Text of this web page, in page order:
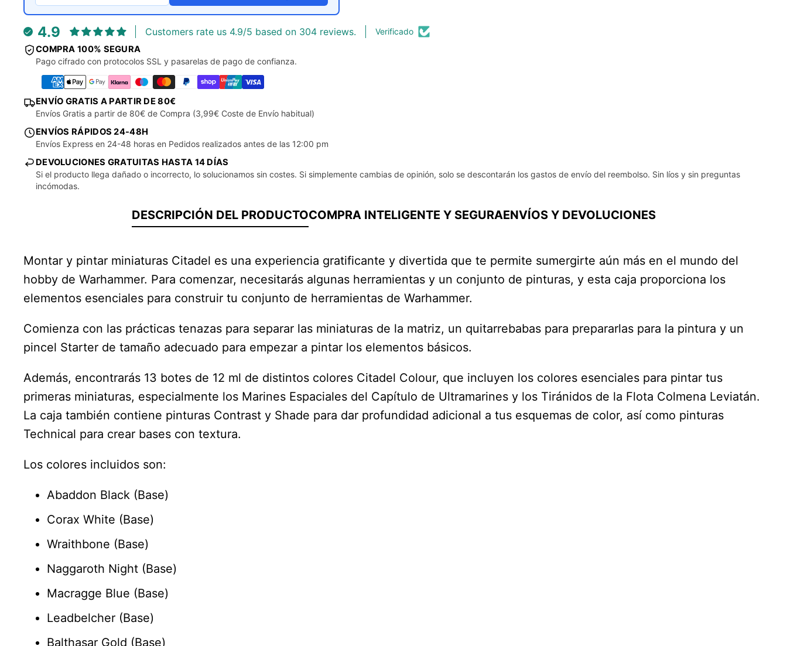
4.9 Customers rate us 4.9/5 based on 304 reviews. Verificado
COMPRA 100% SEGURA
Pago cifrado con protocolos SSL y pasarelas de pago de confianza.
ENVÍO GRATIS A PARTIR DE 80€
Envíos Gratis a partir de 80€ de Compra (3,99€ Coste de Envío habitual)
ENVÍOS RÁPIDOS 24-48H
Envíos Express en 24-48 horas en Pedidos realizados antes de las 12:00 pm
DEVOLUCIONES GRATUITAS HASTA 14 DÍAS
Si el producto llega dañado o incorrecto, lo solucionamos sin costes. Si simplemente cambias de opinión, solo se descontarán los gastos de envío del reembolso. Sin líos y sin preguntas
incómodas.
DESCRIPCIÓN DEL PRODUCTOCOMPRA INTELIGENTE Y SEGURAENVÍOS Y DEVOLUCIONES
Montar y pintar miniaturas Citadel es una experiencia gratificante y divertida que te permite sumergirte aún más en el mundo del
hobby de Warhammer. Para comenzar, necesitarás algunas herramientas y un conjunto de pinturas, y esta caja proporciona los
elementos esenciales para construir tu conjunto de herramientas de Warhammer.
Comienza con las prácticas tenazas para separar las miniaturas de la matriz, un quitarrebabas para prepararlas para la pintura y un
pincel Starter de tamaño adecuado para empezar a pintar los elementos básicos.
Además, encontrarás 13 botes de 12 ml de distintos colores Citadel Colour, que incluyen los colores esenciales para pintar tus
primeras miniaturas, especialmente los Marines Espaciales del Capítulo de Ultramarines y los Tiránidos de la Flota Colmena Leviatán.
La caja también contiene pinturas Contrast y Shade para dar profundidad adicional a tus esquemas de color, así como pinturas
Technical para crear bases con textura.
Los colores incluidos son:
Abaddon Black (Base)
Corax White (Base)
Wraithbone (Base)
Naggaroth Night (Base)
Macragge Blue (Base)
Leadbelcher (Base)
Balthasar Gold (Base)